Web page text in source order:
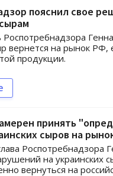
пояснил свое
Роспотребнадзора
вернется на рынок РФ,
продукции.
принять
сыров на
Роспотребнадзора
на украинских
вернуться на